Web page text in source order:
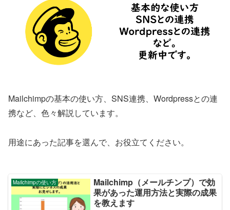
Mailchimpの基本の使い方、SNS連携、Wordpressとの連
携など、色々解説しています。
用途にあった記事を選んで、お役立てください。
Mailchimpの使い方
Mailchimp（メールチンプ）で効
果があった運用方法と実際の成果
を教えます